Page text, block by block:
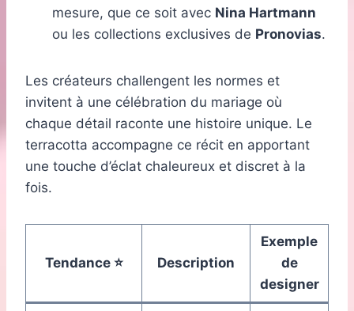
mesure, que ce soit avec Nina Hartmann
ou les collections exclusives de Pronovias.
Les créateurs challengent les normes et
invitent à une célébration du mariage où
chaque détail raconte une histoire unique. Le
terracotta accompagne ce récit en apportant
une touche d’éclat chaleureux et discret à la
fois.
Tendance ⭐ Description
Exemple
de
designer